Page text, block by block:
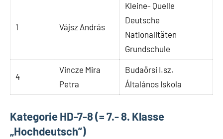
1 Vájsz András
Kleine- Quelle
Deutsche
Nationalitäten
Grundschule
4
Vincze Mira
Petra
Budaörsi I.sz.
Általános Iskola
Kategorie HD-7-8 (= 7.- 8. Klasse
„Hochdeutsch”)